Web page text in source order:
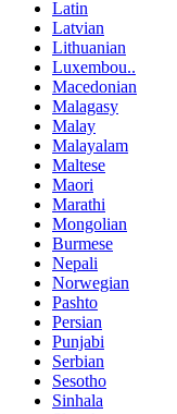
Latin
Latvian
Lithuanian
Luxembou..
Macedonian
Malagasy
Malay
Malayalam
Maltese
Maori
Marathi
Mongolian
Burmese
Nepali
Norwegian
Pashto
Persian
Punjabi
Serbian
Sesotho
Sinhala